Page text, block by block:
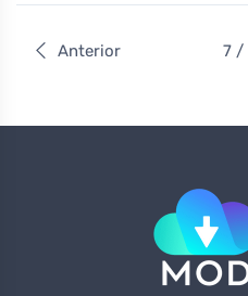
Anterior 7 /